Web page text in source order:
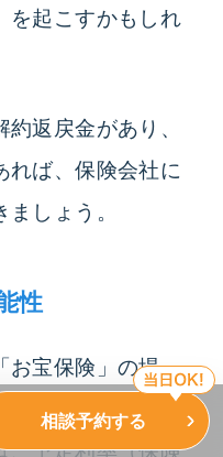
相談予約する
を起こすかもしれ
返戻金があり、
れば、保険会社に
しょう。
性
「お宝保険」の場
よい」という考え
、予定利率（保険